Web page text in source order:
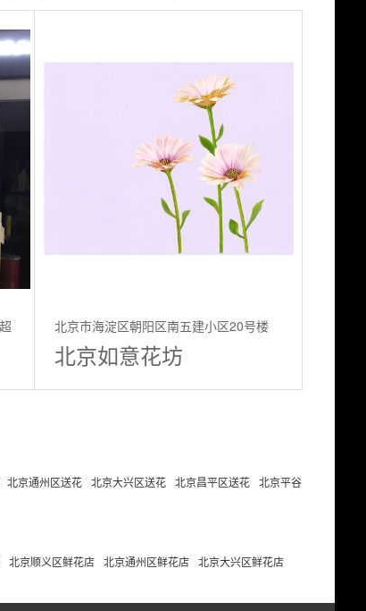
北京市海淀区朝阳区南五建小区20号楼
103
北京如意花坊
北京通州区送花 北京大兴区送花 北京昌平区送花
北京平谷
北京顺义区鲜花店 北京通州区鲜花店
北京大兴区鲜花店